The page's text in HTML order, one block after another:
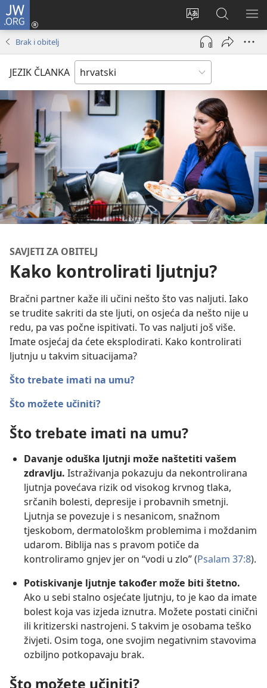
JW.ORG
Promijeni
jezik
Prijava
(otvara
prozor)
JW.ORG
|
Pretraga
Brak i obitelj
JEZIK ČLANKA
SAVJETI ZA OBITELJ
Kako kontrolirati ljutnju?
Bračni partner kaže ili učini nešto što vas naljuti. Iako
se trudite sakriti da ste ljuti, on osjeća da nešto nije u
redu, pa vas počne ispitivati. To vas naljuti još više.
Imate osjećaj da ćete eksplodirati. Kako kontrolirati
ljutnju u takvim situacijama?
Što trebate imati na umu?
Što možete učiniti?
Što trebate imati na umu?
Davanje oduška ljutnji može naštetiti vašem
zdravlju. Istraživanja pokazuju da nekontrolirana
ljutnja povećava rizik od visokog krvnog tlaka,
srčanih bolesti, depresije i probavnih smetnji.
Ljutnja se povezuje i s nesanicom, snažnom
tjeskobom, dermatološkm problemima i moždanim
udarom. Biblija nas s pravom potiče da
kontroliramo gnjev jer on “vodi u zlo” (Psalam 37:8).
Potiskivanje ljutnje također može biti štetno.
Ako u sebi stalno osjećate ljutnju, to je kao da imate
bolest koja vas izjeda iznutra. Možete postati cinični
ili kritizerski nastrojeni. S takvim je osobama teško
živjeti. Osim toga, one svojim negativnim stavovima
ozbiljno potkopavaju brak.
Što možete učiniti?